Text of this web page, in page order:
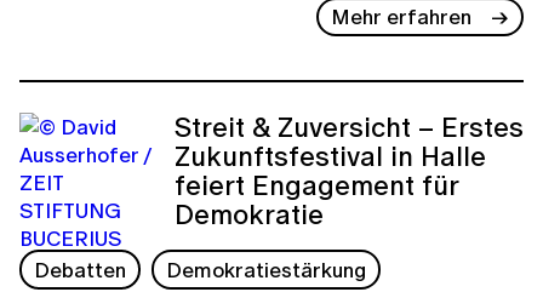
Mehr erfahren
Streit & Zuversicht – Erstes
Zukunftsfestival in Halle
feiert Engagement für
Demokratie
Debatten
Demokratiestärkung